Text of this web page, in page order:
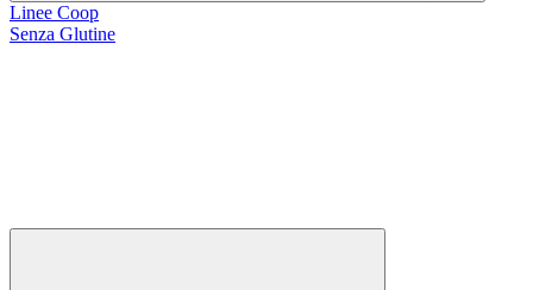
Linee Coop
Senza Glutine